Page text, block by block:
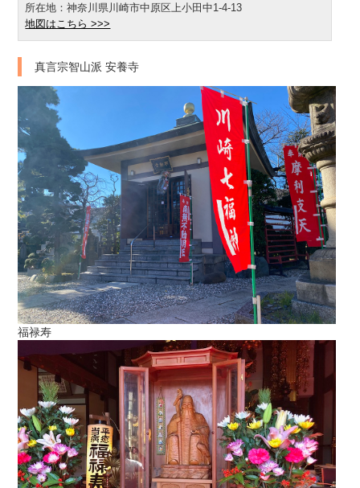
所在地：神奈川県川崎市中原区上小田中1-4-13
地図はこちら >>>
真言宗智山派 安養寺
福禄寿